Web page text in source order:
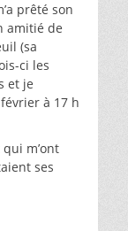
prêté son
amitié de
(sa
ci les
et je
à 17 h
m’ont
ses